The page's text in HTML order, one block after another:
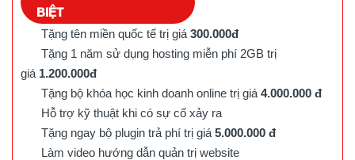
BIỆT
Tặng tên miền quốc tế trị giá 300.000đ
Tặng 1 năm sử dụng hosting miễn phí 2GB trị
giá 1.200.000đ
Tặng bộ khóa học kinh doanh online trị giá 4.000.000 đ
Hỗ trợ kỹ thuật khi có sự cố xảy ra
Tặng ngay bộ plugin trả phí trị giá 5.000.000 đ
Làm video hướng dẫn quản trị website